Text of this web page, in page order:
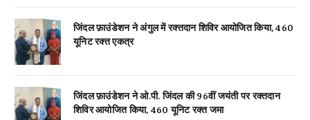
जिंदल फ़ाउंडेशन ने अंगुल में रक्तदान शिविर आयोजित किया, 460
यूनिट रक्त एकत्र
जिंदल फ़ाउंडेशन ने ओ.पी. जिंदल की 96वीं जयंती पर रक्तदान
शिविर आयोजित किया, 460 यूनिट रक्त जमा